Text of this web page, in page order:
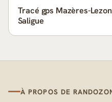
Tracé gps Mazères-
Saligue
À PROPOS DE